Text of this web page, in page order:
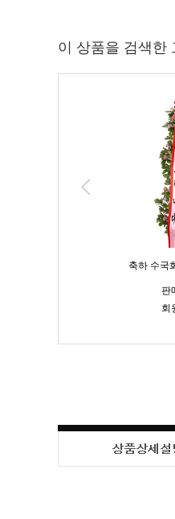
이 상품을 검색한
축하 수국
판
회